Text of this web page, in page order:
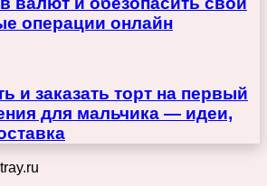
операции онлайн
и заказать торт на первый
для мальчика — идеи,